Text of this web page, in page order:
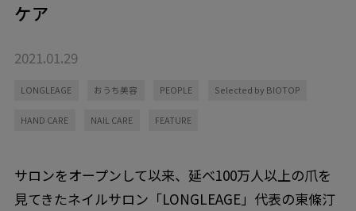
ケア
2021.01.29
LONGLEAGE おうち美容 PEOPLE Selected by BIOTOP
HAND CARE NAIL CARE FEATURE
サロンをオープンして以来、延べ100万人以上の爪を
見てきたネイルサロン「LONGLEAGE」代表の東條汀